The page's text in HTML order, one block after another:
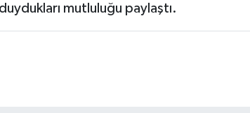
mutluluğu paylaştı.